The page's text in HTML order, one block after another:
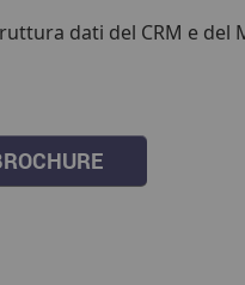
dati del CRM e